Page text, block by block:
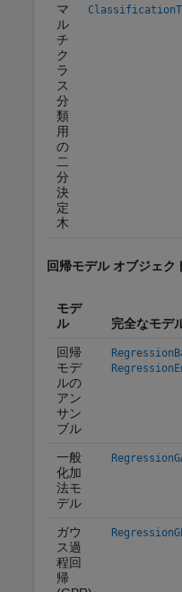
マ
ル
チ
ク
ラ
ス
分
類
用
の
二
分
決
定
木
回帰モデル オブジェク
モデ
ル
完全なモデ
回帰
モデ
ルの
アン
サン
ブル
一般
化加
法モ
デル
ガウ
ス過
程回
帰